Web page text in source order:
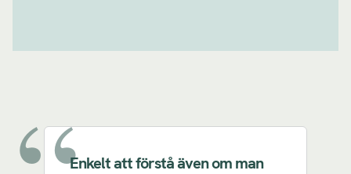
Enkelt att förstå även om man